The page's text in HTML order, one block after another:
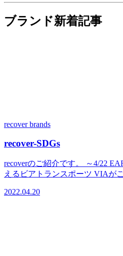
ブランド新着記事
recover brands
recover-SDGs
recoverのご紹介です。 ～4/22
えるビアトランスポーツ VIAが
2022.04.20